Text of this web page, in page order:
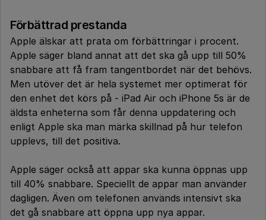
Förbättrad prestanda
Apple älskar att prata om förbättringar i procent.
Apple säger bland annat att det ska gå upp till 50%
snabbare att få fram tangentbordet när det behövs.
Men utöver det är hela systemet mer optimerat för
den enhet det körs på - iPad Air och iPhone 5s är de
äldsta enheterna som får denna uppdatering och
enligt Apple ska man märka skillnad på hur telefon
upplevs, till det positiva.
Apple säger också att appar ska kunna öppnas upp
till 40% snabbare. Speciellt de appar man använder
dagligen. Även om telefonen används intensivt ska
det gå snabbare att öppna upp nya appar.